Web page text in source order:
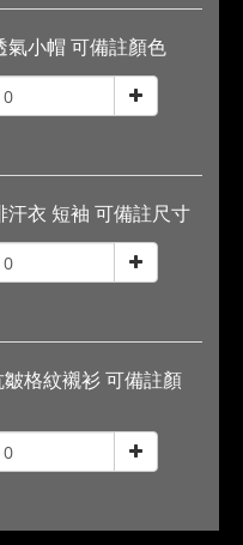
氣小帽 可備註顏色
汗衣 短袖 可備註尺寸
皺格紋襯衫 可備註顏